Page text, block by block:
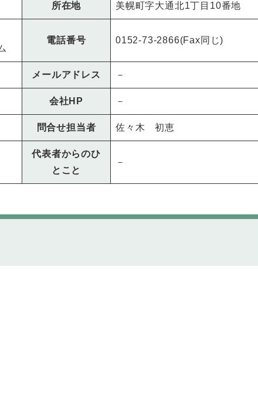
所在地 美幌町字大通北1丁目10番地
電話番号 0152-73-2866(Fax同じ)
メールアドレス －
会社HP －
問合せ担当者 佐々木 初恵
代表者からのひ
とこと
－